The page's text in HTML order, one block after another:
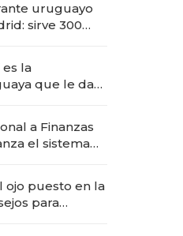
uruguayo
sirve 300
es la
que le da
a Finanzas
el sistema
ojo puesto en la
para